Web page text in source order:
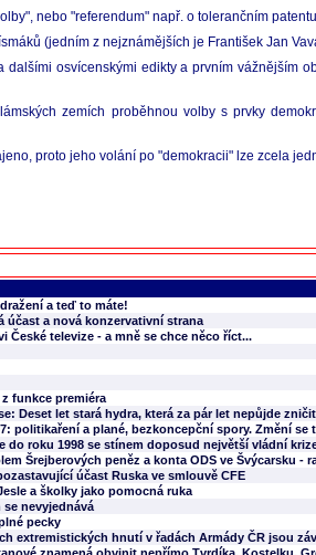
nebo "referendum" např. o tolerančním
(jedním z nejznámějších je František Jan
dalšími osvícenskými edikty a prvním vážnějším
zemích proběhnou volby s prvky
proto jeho volání po "demokracii" lze zcela
a teď to máte!
účast a nová konzervativní strana
České televize - a mně se chce něco říct...
funkce premiéra
Deset let stará hydra, která za pár let nepůjde zničit
politikaření a plané, bezkoncepční spory. Změní se
do roku 1998 se stínem doposud největší vládní
Šrejberových peněz a konta ODS ve Švýcarsku
účast Ruska ve smlouvě CFE
a školky jako pomocná ruka
se nevyjednává
pecky
extremistických hnutí v řadách Armády ČR jsou